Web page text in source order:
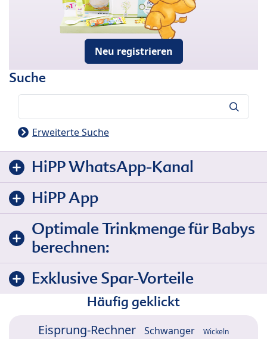
Neu registrieren
Suche
Erweiterte Suche
HiPP WhatsApp-Kanal
HiPP App
Optimale Trinkmenge für Babys
berechnen:
Exklusive Spar-Vorteile
Häufig geklickt
Eisprung-Rechner Schwanger Wickeln